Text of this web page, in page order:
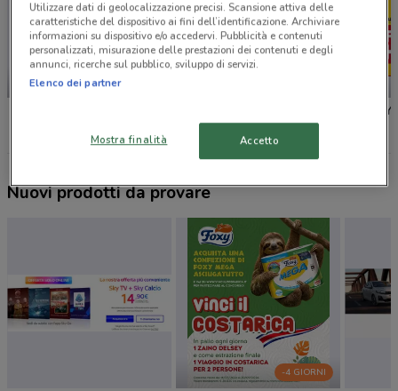
-3 GIORNI
PENNY
Nuovi prodotti da provare
-4 GIORNI
Utilizzare dati di geolocalizzazione precisi. Scansione attiva delle
caratteristiche del dispositivo ai fini dell’identificazione. Archiviare
informazioni su dispositivo e/o accedervi. Pubblicità e contenuti
personalizzati, misurazione delle prestazioni dei contenuti e degli
annunci, ricerche sul pubblico, sviluppo di servizi.
Elenco dei partner
Mostra finalità Accetto